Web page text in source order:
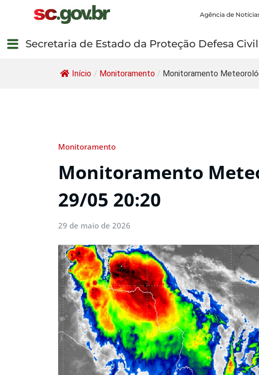
Agência de
Secretaria de Estado da Proteção Defesa Civil
Início / Monitoramento / Monitoramento
Monitoramento
Monitoramento
29/05 20:20
29 de maio de 2026